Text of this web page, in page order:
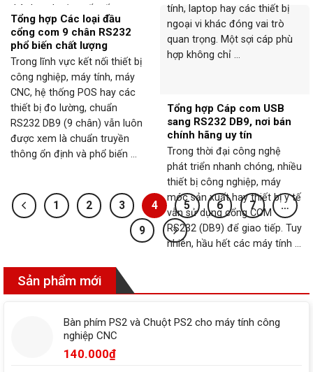
thành xu hướng tất yếu trong
thời đại số, ứng dụng rộng rãi
từ y tế, giáo dục, tài chính
đến sản xuất và đời ...
tính, laptop hay các thiết bị
ngoại vi khác đóng vai trò
quan trọng. Một sợi cáp phù
hợp không chỉ ...
Tổng hợp Các loại đầu
cổng com 9 chân RS232
phổ biến chất lượng
Trong lĩnh vực kết nối thiết bị
công nghiệp, máy tính, máy
CNC, hệ thống POS hay các
thiết bị đo lường, chuẩn
RS232 DB9 (9 chân) vẫn luôn
được xem là chuẩn truyền
thông ổn định và phổ biến ...
Tổng hợp Cáp com USB
sang RS232 DB9, nơi bán
chính hãng uy tín
Trong thời đại công nghệ
phát triển nhanh chóng, nhiều
thiết bị công nghiệp, máy
móc sản xuất hay thiết bị y tế
vẫn sử dụng cổng COM
RS232 (DB9) để giao tiếp. Tuy
nhiên, hầu hết các máy tính ...
1 2 3 4 5 6 7
…
9
Sản phẩm mới
Bàn phím PS2 và Chuột PS2 cho máy tính công
nghiệp CNC
140.000₫